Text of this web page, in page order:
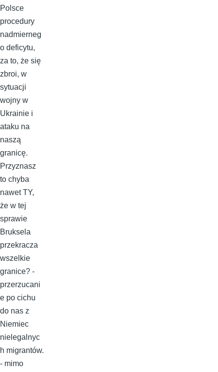
Polsce
procedury
nadmierneg
o deficytu,
za to, że się
zbroi, w
sytuacji
wojny w
Ukrainie i
ataku na
naszą
granicę.
Przyznasz
to chyba
nawet TY,
że w tej
sprawie
Bruksela
przekracza
wszelkie
granice? -
przerzucani
e po cichu
do nas z
Niemiec
nielegalnyc
h migrantów.
- mimo